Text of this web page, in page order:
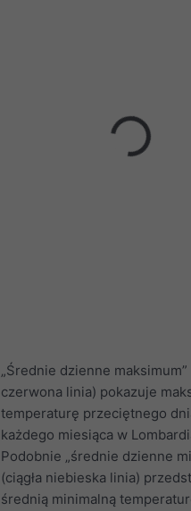
„Średnie dzienne maksimum”
czerwona linia) pokazuje
temperaturę przeciętnego
każdego miesiąca w
Podobnie „średnie dzienne
(ciągła niebieska linia)
średnią minimalną